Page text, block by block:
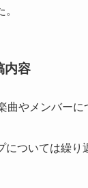
内容
曲やメンバー
ついては繰り